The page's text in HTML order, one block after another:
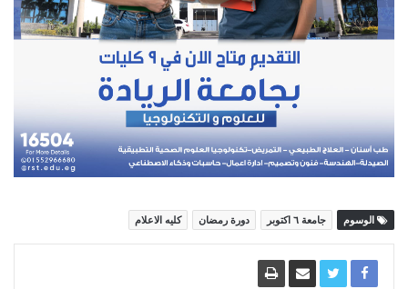
الوسوم جامعة ٦ اكتوبر دورة رمضان كليه الاعلام